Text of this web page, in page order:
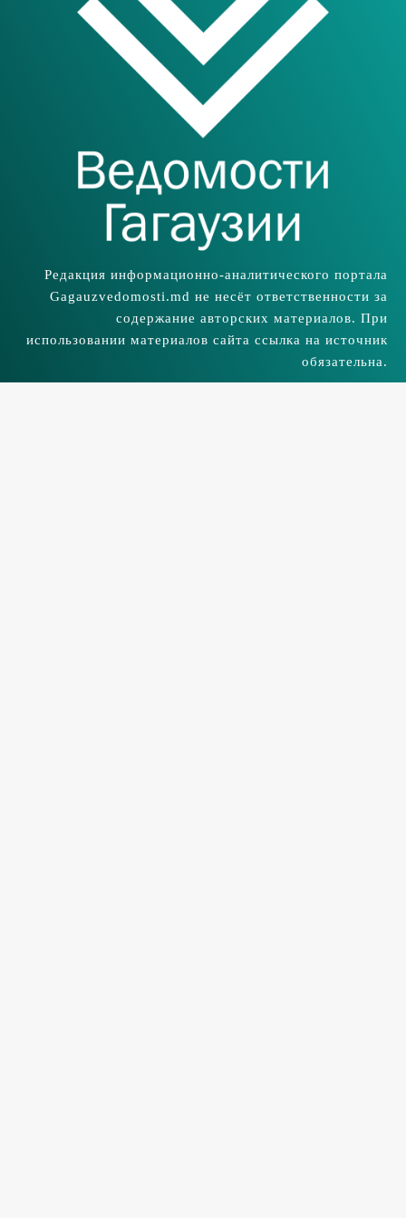
Редакция информационно-аналитического портала
Gagauzvedomosti.md не несёт ответственности за
содержание авторских материалов. При
использовании материалов сайта ссылка на источник
обязательна.